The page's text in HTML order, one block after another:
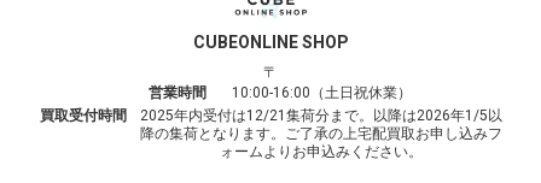
CUBEONLINE SHOP
〒
営業時間
10:00-16:00（土日祝休業）
買取受付時間
2025年内受付は12/21集荷分まで。以降は2026年1/5以
降の集荷となります。ご了承の上宅配買取お申し込みフ
ォームよりお申込みください。